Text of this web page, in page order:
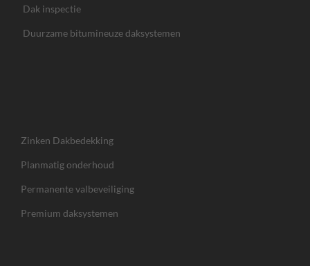
Dak inspectie
Duurzame bitumineuze daksystemen
Zinken Dakbedekking
Planmatig onderhoud
Permanente valbeveiliging
Premium daksystemen